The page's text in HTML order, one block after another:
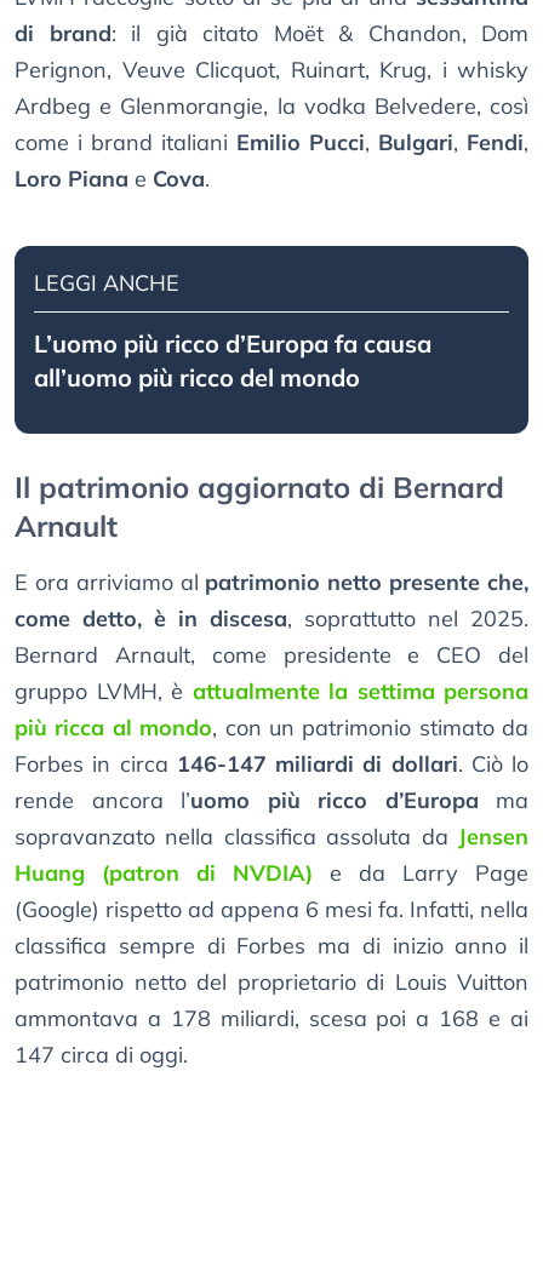
di brand: il già citato Moët & Chandon, Dom
Perignon, Veuve Clicquot, Ruinart, Krug, i whisky
Ardbeg e Glenmorangie, la vodka Belvedere, così
come i brand italiani Emilio Pucci, Bulgari, Fendi,
Loro Piana e Cova.
LEGGI ANCHE
L’uomo più ricco d’Europa fa causa
all’uomo più ricco del mondo
Il patrimonio aggiornato di Bernard
Arnault
E ora arriviamo al patrimonio netto presente che,
come detto, è in discesa, soprattutto nel 2025.
Bernard Arnault, come presidente e CEO del
gruppo LVMH, è attualmente la settima persona
più ricca al mondo, con un patrimonio stimato da
Forbes in circa 146-147 miliardi di dollari. Ciò lo
rende ancora l’uomo più ricco d’Europa ma
sopravanzato nella classifica assoluta da Jensen
Huang (patron di NVDIA) e da Larry Page
(Google) rispetto ad appena 6 mesi fa. Infatti, nella
classifica sempre di Forbes ma di inizio anno il
patrimonio netto del proprietario di Louis Vuitton
ammontava a 178 miliardi, scesa poi a 168 e ai
147 circa di oggi.